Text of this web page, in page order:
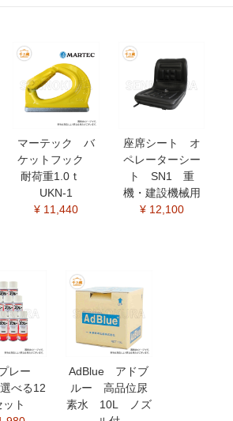
マーテック バ
ケットフック
耐荷重1.0ｔ
UKN-1
¥ 11,440
座席シート オ
ペレーターシー
ト SN1 重
機・建設機械用
¥ 12,100
レー
べる12
ト
AdBlue アドブ
ルー 高品位尿
素水 10L ノズ